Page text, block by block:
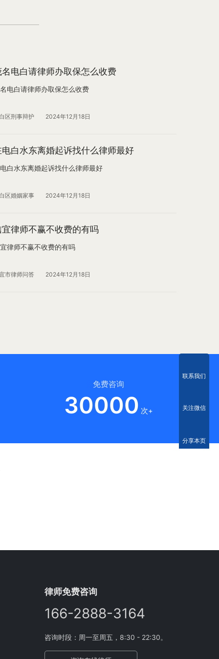
名电白请律师办取保怎么收费
电白请律师办取保怎么收费
区刑事辩护 2024年12月18日
电白水东离婚起诉找什么律师最好
白水东离婚起诉找什么律师最好
区婚姻家事 2024年12月18日
宜律师不赢不收费的有吗
律师不赢不收费的有吗
市律师问答 2024年12月18日
免费咨询
30000 次+
律师免费咨询
166-2888-3164
咨询时段：周一至周五，8:30 - 22:30。
联系我们
关注微信
分享本页